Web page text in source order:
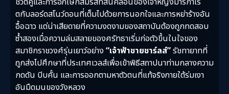
ตกับลอร์ดสโนว์ดอนที่เต็มไปด้วยการนอกใจและการหย่าร้างอัน
อื้อฉาว แต่น่าเสียดายที่ความงดงามของสถาบันต้องถูกทดสอบ
ซ้ำสองเมื่อความล่มสลายของศรัทธาเริ่มก่อตัวขึ้นในใจของ
สมาชิกราชวงศ์รุ่นเยาว์อย่าง “เจ้าฟ้าชายชาร์ลส์”รัชทายาทที่
ถูกส่งไปศึกษาที่ประเทศเวลส์เพื่อเข้าพิธีสถาปนาท่ามกลางความ
กดดัน บีบคั้น และการออกตามหาตัวตนที่แท้จริงภายใต้ร่มเงา
อันมืดมนของวังหลวง